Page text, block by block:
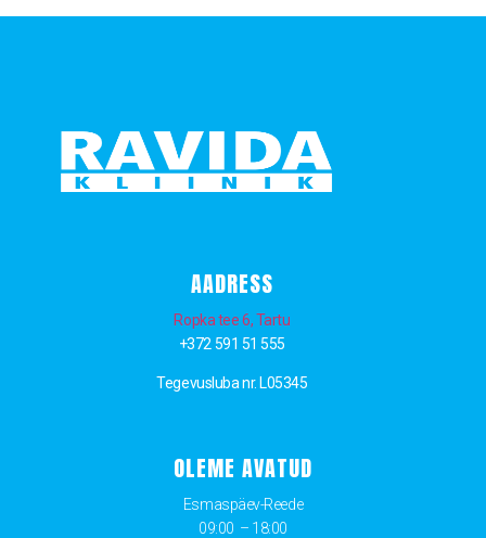
AADRESS
Ropka tee 6, Tartu
+372 591 51 555
Tegevusluba nr. L05345
OLEME AVATUD
Esmaspäev-Reede
09:00 – 18:00